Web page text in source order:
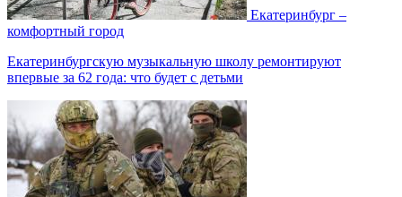
Екатеринбург –
комфортный город
Екатеринбургскую музыкальную школу ремонтируют
впервые за 62 года: что будет с детьми